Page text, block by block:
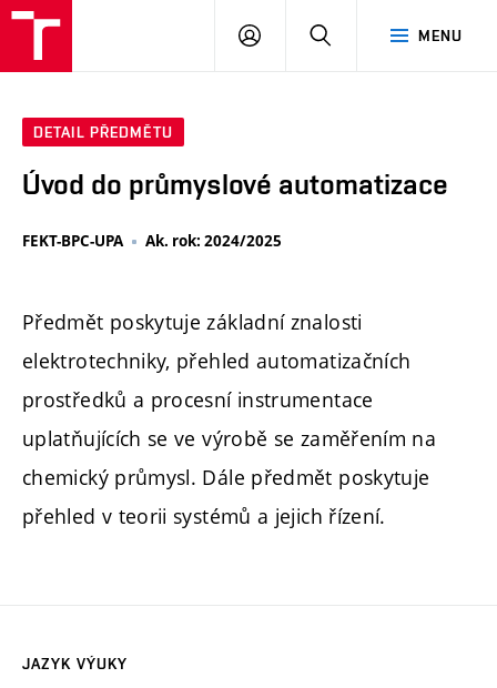
MENU
PŘIHLÁSIT
DETAIL PŘEDMĚTU
Úvod do průmyslové automatizace
FEKT-BPC-UPA Ak. rok: 2024/2025
Předmět poskytuje základní znalosti
elektrotechniky, přehled automatizačních
prostředků a procesní instrumentace
uplatňujících se ve výrobě se zaměřením na
chemický průmysl. Dále předmět poskytuje
přehled v teorii systémů a jejich řízení.
JAZYK VÝUKY